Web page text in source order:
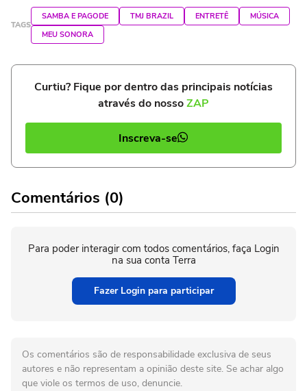
TAGS
SAMBA E PAGODE TMJ BRAZIL ENTRETÊ
MÚSICA
MEU SONORA
Curtiu? Fique por dentro das principais notícias
através do nossoZAP
Inscreva-se
Comentários (0)
Para poder interagir com todos comentários, faça Login
na sua conta Terra
Fazer Login para participar
Os comentários são de responsabilidade exclusiva de seus
autores e não representam a opinião deste site. Se achar algo
que viole os termos de uso, denuncie.